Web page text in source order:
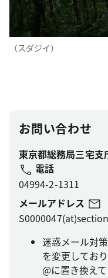
（スダジイ）
お問い合わせ
東京都総務局三宅支
電話
04994-2-1311
メールアドレス
迷惑メール対
を変更してお
@に置き換え